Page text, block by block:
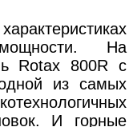
На
Rotax 800R с
из самых
И горные